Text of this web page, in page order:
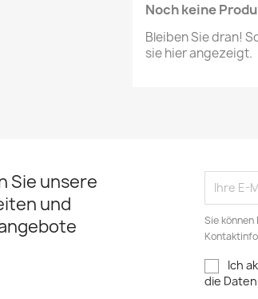
Noch keine
Bleiben Sie dran!
sie hier angezeigt.
Sie unsere
und
Sie
Ich
die